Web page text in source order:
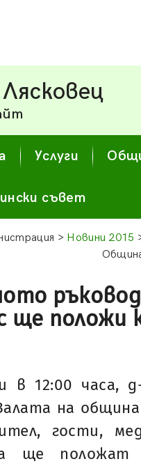
Услуги
съвет
> Новини 2015
ще положи
в 12:00 часа,
на
гости,
ще